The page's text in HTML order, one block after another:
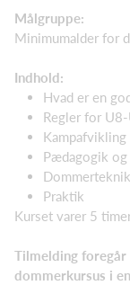
Målgruppe:
Minimumalder for
Indhold:
Hvad er en
Regler for
Pædagogik
Dommerteknik
Praktik
Kurset varer 5
Tilmelding
dommerkursus i